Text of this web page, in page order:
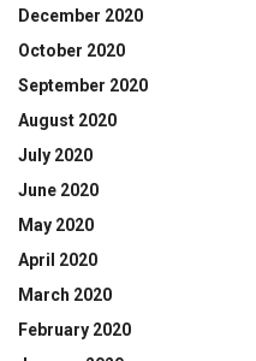
December 2020
October 2020
September 2020
August 2020
July 2020
June 2020
May 2020
April 2020
March 2020
February 2020